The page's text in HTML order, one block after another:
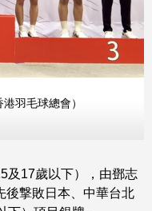
羽毛球總會）
及17歲以下），由鄧志
後撃敗日本、中華台北